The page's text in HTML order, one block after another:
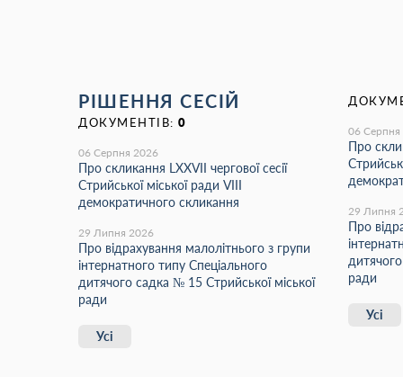
РІШЕННЯ СЕСІЙ
ДОКУМЕНТІВ: 0
06 Серпня 2026
Про скликання LХХVІІ чергової сесії
Стрийської міської ради VIII
демократичного скликання
29 Липня 2026
Про відрахування малолітнього з групи
інтернатного типу Спеціального
дитячого садка № 15 Стрийської міської
ради
Усі
06 Серпня
Про
29 Липня
Про
ради
Усі